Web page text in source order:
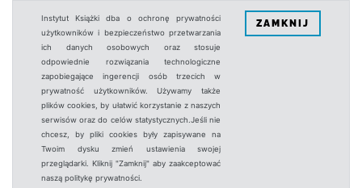
Instytut Książki dba o ochronę prywatności
użytkowników i bezpieczeństwo przetwarzania
ich danych osobowych oraz stosuje
odpowiednie rozwiązania technologiczne
zapobiegające ingerencji osób trzecich w
prywatność użytkowników. Używamy także
plików cookies, by ułatwić korzystanie z naszych
serwisów oraz do celów statystycznych.Jeśli nie
chcesz, by pliki cookies były zapisywane na
Twoim dysku zmień ustawienia swojej
przeglądarki. Kliknij "Zamknij" aby zaakceptować
naszą politykę prywatności.
ZAMKNIJ